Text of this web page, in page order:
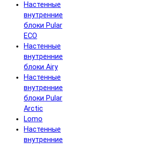
Настенные
внутренние
блоки Pular
ECO
Настенные
внутренние
блоки Airy
Настенные
внутренние
блоки Pular
Arctic
Lomo
Настенные
внутренние